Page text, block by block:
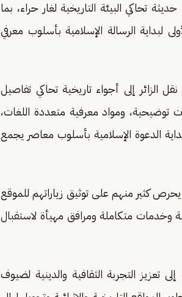
البيئة التاريخية لغار حراء، بما
لبداية الرسالة الإسلامية بأسلوب معرفي
الزائر إلى أجواء تاريخية تحاكي تفاصيل
توضيحية، ومواد معرفية متعددة اللغات،
الدعوة الإسلامية بأسلوب معاصر يجمع
كثير منهم على توثيق زياراتهم للموقع
وخدمات متكاملة ومرافق مهيأة لاستقبال
ضمن مستهدفات رؤية المملكة 2030 الرامية إلى تعزيز التجربة الثقافية والدينية لضيوف